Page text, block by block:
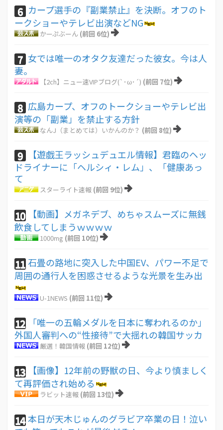
6 カープ選手の『副業禁止』を決断。オフのト
ークショーやテレビ出演などNG
かーぷぶーん (前回 6位)
7 女では唯一のオタク友達だった彼女。今は人
妻。
【2ch】ニュー速VIPブログ(`･ω･´) (前回 7位)
8 広島カープ、オフのトークショーやテレビ出
演等の「副業」を禁止する方針
なんJ（まとめては）いかんのか？ (前回 8位)
9
【遊戯王ラッシュデュエル情報】君臨のヘッ
ドライナーに「ヘルシィ・レム」、「健康あっ
て
スターライト速報 (前回 9位)
10
【動画】メガネデブ、めちゃスムーズに無銭
飲食してしまうｗｗｗｗ
1000mg (前回 10位)
11石畳の路地に突入した中国EV、パワー不足で
周囲の通行人を困惑させるような光景を生み出
U-1NEWS (前回 11位)
12
「唯一の五輪メダルを日本に奪われるのか」
外国人審判への“性接待”で大揺れの韓国サッカ
厳選！韓国情報 (前回 12位)
13
【画像】12年前の野獣の日、今より慎ましく
て再評価され始める
ラビット速報 (前回 13位)
14本日が天木じゅんのグラビア卒業の日！泣い